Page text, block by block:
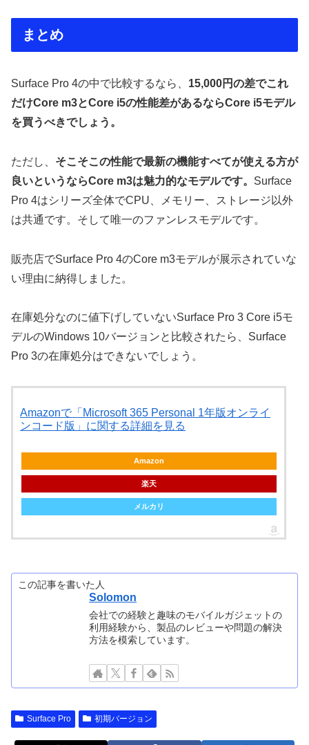
まとめ
Surface Pro 4の中で比較するなら、 15,000円の差でこれ
だけCore m3とCore i5の性能差があるならCore i5モデル
を買うべきでしょう。
ただし、 そこそこの性能で最新の機能すべてが使える方が
良いというならCore m3は魅力的なモデルです。 Surface
Pro 4はシリーズ全体でCPU、メモリー、ストレージ以外
は共通です。そして唯一のファンレスモデルです。
販売店でSurface Pro 4のCore m3モデルが展示されていな
い理由に納得しました。
在庫処分なのに値下げしていないSurface Pro 3 Core i5モ
デルのWindows 10バージョンと比較されたら、Surface
Pro 3の在庫処分はできないでしょう。
Amazonで「Microsoft 365 Personal 1年版オンライ
ンコード版」に関する詳細を見る
Amazon
楽天
メルカリ
この記事を書いた人
Solomon
会社での経験と趣味のモバイルガジェットの
利用経験から、製品のレビューや問題の解決
方法を模索しています。
Surface Pro 初期バージョン